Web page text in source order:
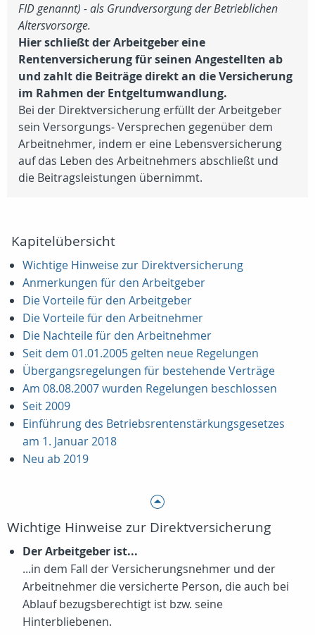
FID genannt) - als Grundversorgung der Betrieblichen
Altersvorsorge.
Hier schließt der Arbeitgeber eine
Rentenversicherung für seinen Angestellten ab
und zahlt die Beiträge direkt an die Versicherung
im Rahmen der Entgeltumwandlung.
Bei der Direktversicherung erfüllt der Arbeitgeber
sein Versorgungs- Versprechen gegenüber dem
Arbeitnehmer, indem er eine Lebensversicherung
auf das Leben des Arbeitnehmers abschließt und
die Beitragsleistungen übernimmt.
Kapitelübersicht
Wichtige Hinweise zur Direktversicherung
Anmerkungen für den Arbeitgeber
Die Vorteile für den Arbeitgeber
Die Vorteile für den Arbeitnehmer
Die Nachteile für den Arbeitnehmer
Seit dem 01.01.2005 gelten neue Regelungen
Übergangsregelungen für bestehende Verträge
Am 08.08.2007 wurden Regelungen beschlossen
Seit 2009
Einführung des Betriebsrentenstärkungsgesetzes
am 1. Januar 2018
Neu ab 2019
Wichtige Hinweise zur Direktversicherung
Der Arbeitgeber ist...
...in dem Fall der Versicherungsnehmer und der
Arbeitnehmer die versicherte Person, die auch bei
Ablauf bezugsberechtigt ist bzw. seine
Hinterbliebenen.